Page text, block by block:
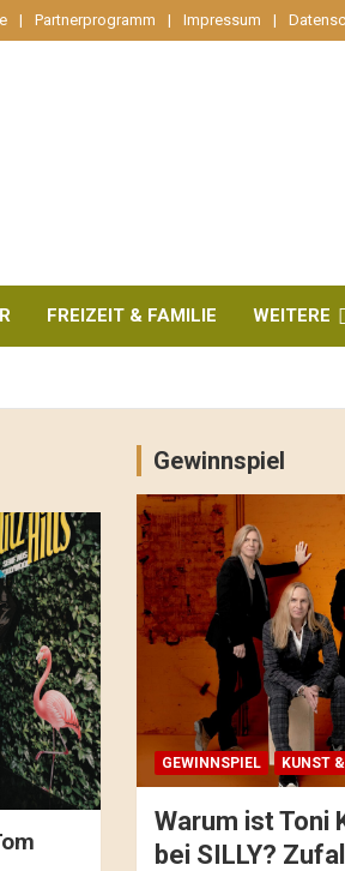
Partnerprogramm Impressum
FREIZEIT & FAMILIE WEITERE
Gewinnspiel
GEWINNSPIEL KUNST
Warum ist Toni
bei SILLY?